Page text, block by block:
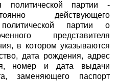
политической партии -
действующего
партии о
представителя
в котором указываются
дата рождения, адрес
номер и дата выдачи
заменяющего паспорт